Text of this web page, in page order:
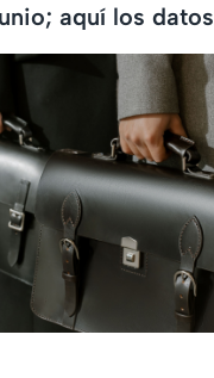
aquí los datos